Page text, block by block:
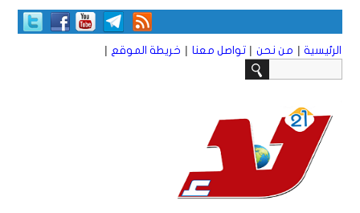
الرئيسية | من نحن | تواصل معنا | خريطة الموقع |